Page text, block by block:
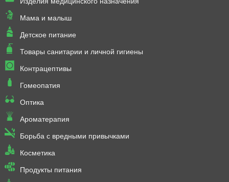
Мама и малыш
Детское питание
Товары санитарии и личной гигиены
Контрацептивы
Гомеопатия
Оптика
Ароматерапия
Борьба с вредными привычками
Косметика
Продукты питания